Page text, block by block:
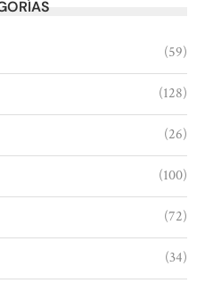
(59)
(128)
(26)
(100)
(72)
(34)